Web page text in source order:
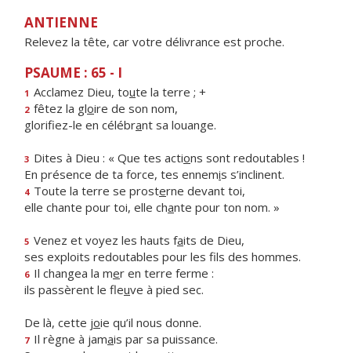
ANTIENNE
Relevez la tête, car votre délivrance est proche.
PSAUME : 65 - I
1 Acclamez Dieu, toute la terre ; +
2 fêtez la gloire de son nom,
glorifiez-le en célébrant sa louange.
3 Dites à Dieu : « Que tes actions sont redoutables !
En présence de ta force, tes ennemis s’inclinent.
4 Toute la terre se prosterne devant toi,
elle chante pour toi, elle chante pour ton nom. »
5 Venez et voyez les hauts faits de Dieu,
ses exploits redoutables pour les fls des hommes.
6 Il changea la mer en terre ferme :
ils passèrent le fleuve à pied sec.
De là, cette joie qu’il nous donne.
7 Il règne à jamais par sa puissance.